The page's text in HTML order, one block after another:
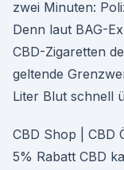
zwei Minuten:
Denn laut BAG-
CBD-Zigaretten
geltende
Liter Blut schnell
CBD Shop | CBD
5% Rabatt CBD